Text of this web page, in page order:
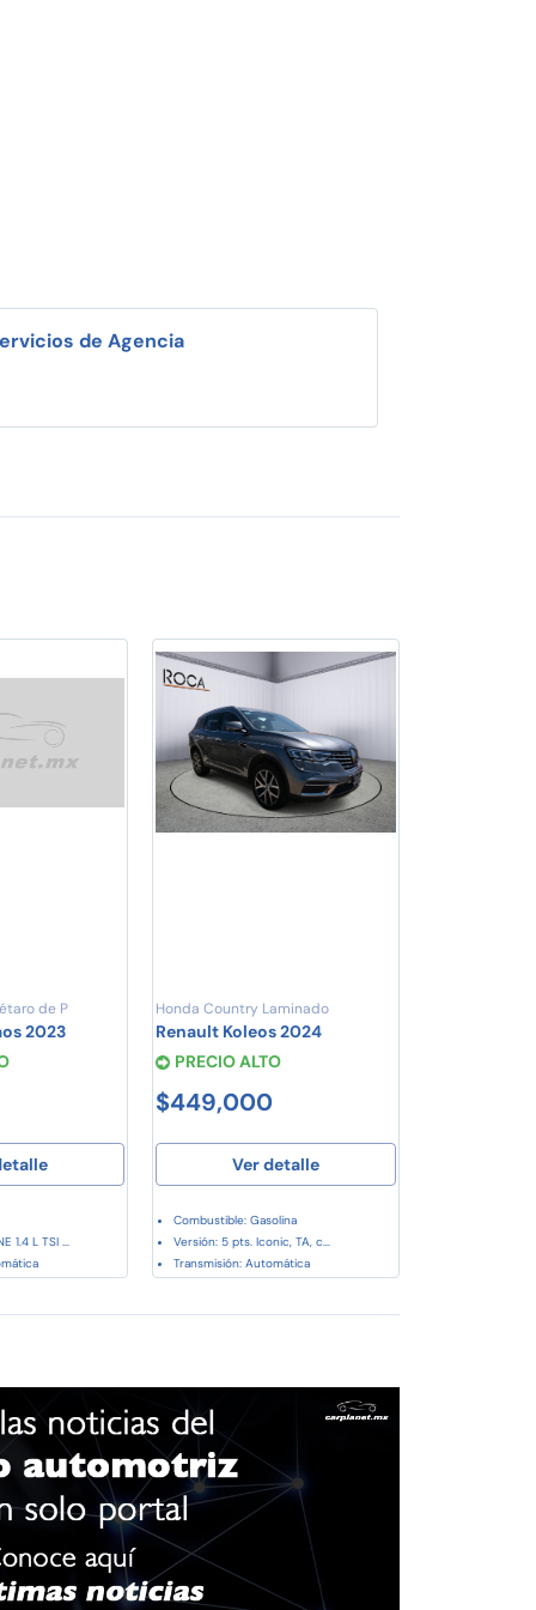
de Agencia
de P
2023
1.4 L TSI ...
Honda Country Laminado
Renault Koleos 2024
PRECIO ALTO
$449,000
Ver detalle
Combustible: Gasolina
Versión: 5 pts. Iconic, TA, c...
Transmisión: Automática